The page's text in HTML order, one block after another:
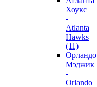
Хоукс
-
Atlanta
Hawks
(11)
Орландо
Мэджик
-
Orlando